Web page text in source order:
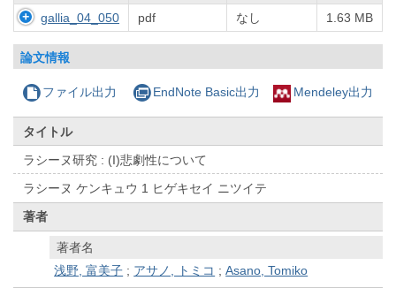
gallia_04_050 pdf なし 1.63 MB
論文情報
ファイル出力 EndNote Basic出力 Mendeley出力
タイトル
ラシーヌ研究 : (I)悲劇性について
ラシーヌ ケンキュウ 1 ヒゲキセイ ニツイテ
著者
著者名
浅野, 富美子 ; アサノ, トミコ ;Asano, Tomiko